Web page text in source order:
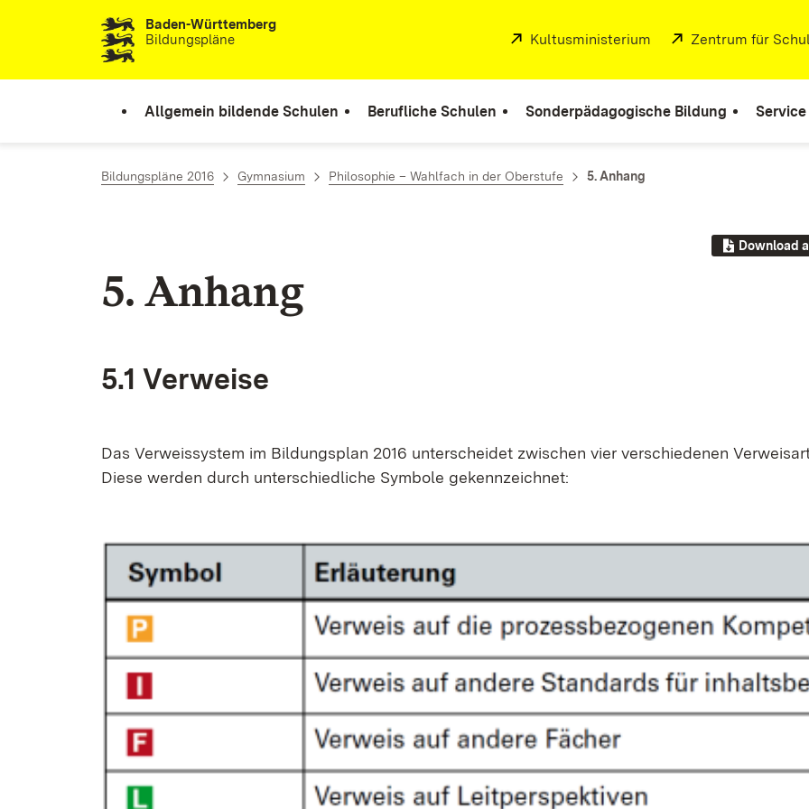
Zum Inhalt springenBaden-Württemberg
Bildungspläne
Extern:
Kultusministerium (Öffnet in neuem
Extern:
Zentrum für
Allgemein bildende Schulen Berufliche Schulen Sonderpädagogische Bildung Service
Bildungspläne 2016 Gymnasium Philosophie – Wahlfach in der Oberstufe 5. Anhang
Download
5. An­hang
5.1 Ver­wei­se
Das Ver­weis­sys­tem im Bil­dungs­plan 2016 un­ter­schei­det zwi­schen vier ver­schie­de­nen
Die­se wer­den durch un­ter­schied­li­che Sym­bo­le ge­kenn­zeich­net: